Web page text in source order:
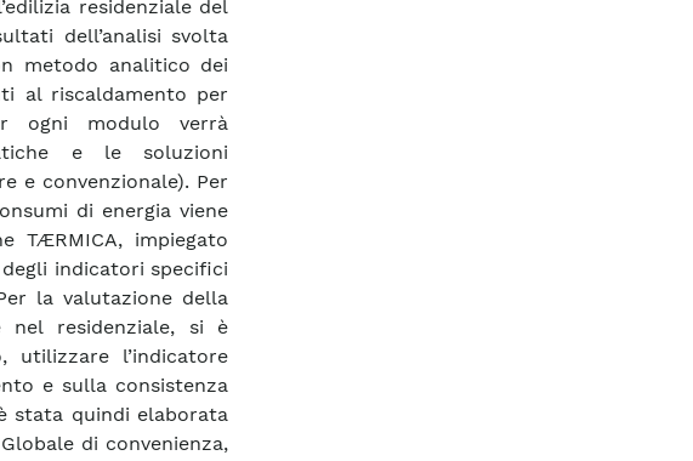
residenziale del
dell’analisi svolta
metodo analitico dei
al riscaldamento per
ogni modulo verrà
e le soluzioni
e convenzionale). Per
di energia viene
TÆRMICA, impiegato
indicatori specifici
la valutazione della
residenziale, si è
l’indicatore
e sulla consistenza
stata quindi elaborata
di convenienza,